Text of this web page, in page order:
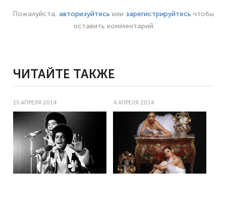
Пожалуйста, авторизуйтесь или зарегистрируйтесь чтобы
оставить комментарий
ЧИТАЙТЕ ТАКЖЕ
15 АПРЕЛЯ 2014 4 АПРЕЛЯ 2014